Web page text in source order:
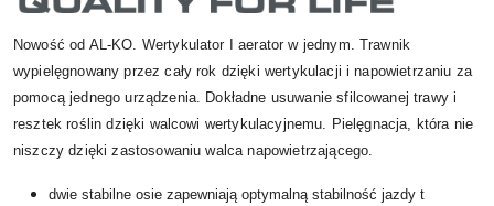
Nowość od AL-KO. Wertykulator I aerator w jednym. Trawnik
wypielęgnowany przez cały rok dzięki wertykulacji i napowietrzaniu za
pomocą jednego urządzenia. Dokładne usuwanie sfilcowanej trawy i
resztek roślin dzięki walcowi wertykulacyjnemu. Pielęgnacja, która nie
niszczy dzięki zastosowaniu walca napowietrzającego.
dwie stabilne osie zapewniają optymalną stabilność jazdy t